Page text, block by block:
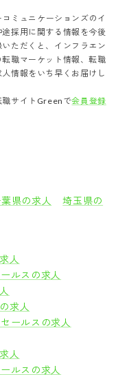
ミュニケーションズの イ
採用に関する情報を今後
ただくと、 インフラエン
職マーケット情報、転職
情報をいち早くお届けし
職サイトGreenで会員登録
県の求人
埼玉県の
人
ルスの求人
求人
ールスの求人
人
ルスの求人